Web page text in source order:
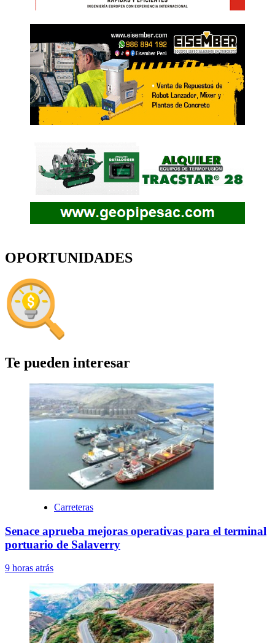
OPORTUNIDADES
Te pueden interesar
Carreteras
Senace aprueba mejoras operativas para el terminal
portuario de Salaverry
9 horas atrás